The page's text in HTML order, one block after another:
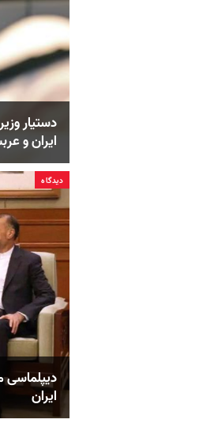
دستیار
ایران و
دیدگاه
ایران